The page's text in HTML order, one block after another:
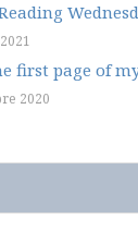
first page of
2020